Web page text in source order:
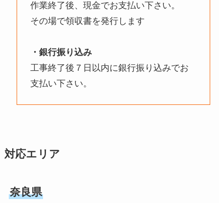
作業終了後、現金でお支払い下さい。
その場で領収書を発行します
・銀行振り込み
工事終了後７日以内に銀行振り込みでお
支払い下さい。
対応エリア
奈良県